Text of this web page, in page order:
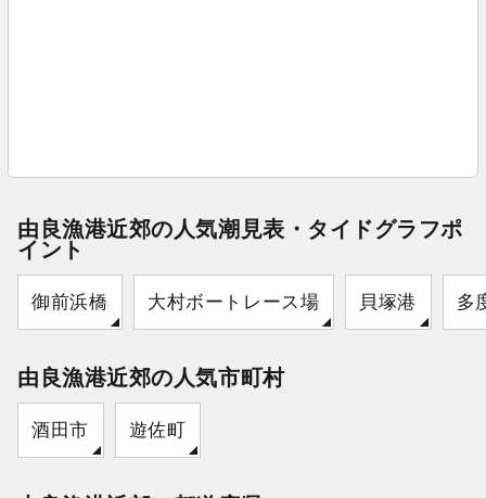
由良漁港近郊の人気潮見表・タイドグラフポ
イント
御前浜橋 大村ボートレース場 貝塚港 多
由良漁港近郊の人気市町村
酒田市 遊佐町